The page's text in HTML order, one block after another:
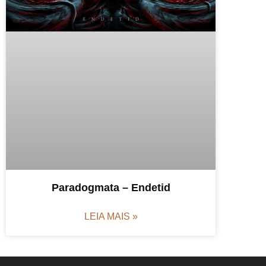
Paradogmata – Endetid
LEIA MAIS »